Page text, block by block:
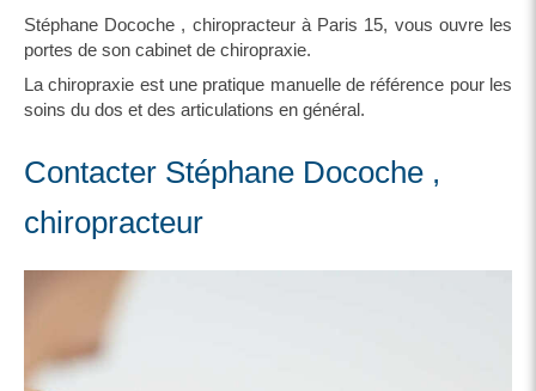
Stéphane Docoche , chiropracteur à Paris 15, vous ouvre les
portes de son cabinet de chiropraxie.
La chiropraxie est une pratique manuelle de référence pour les
soins du dos et des articulations en général.
Contacter Stéphane Docoche ,
chiropracteur